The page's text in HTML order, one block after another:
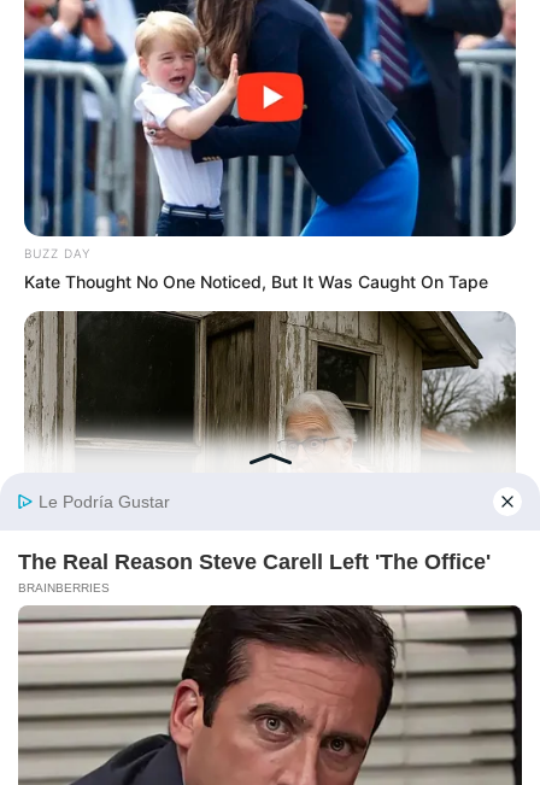
BUZZ DAY
Kate Thought No One Noticed, But It Was Caught On Tape
GOOD TO KNOW THIS
They Said Not To Look Inside... But This Old Woman Did!